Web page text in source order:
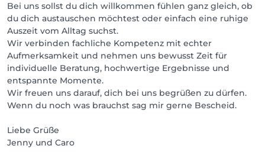
Bei uns sollst du dich willkommen fühlen ganz gleich, ob
du dich austauschen möchtest oder einfach eine ruhige
Auszeit vom Alltag suchst.
Wir verbinden fachliche Kompetenz mit echter
Aufmerksamkeit und nehmen uns bewusst Zeit für
individuelle Beratung, hochwertige Ergebnisse und
entspannte Momente.
Wir freuen uns darauf, dich bei uns begrüßen zu dürfen.
Wenn du noch was brauchst sag mir gerne Bescheid.
Liebe Grüße
Jenny und Caro